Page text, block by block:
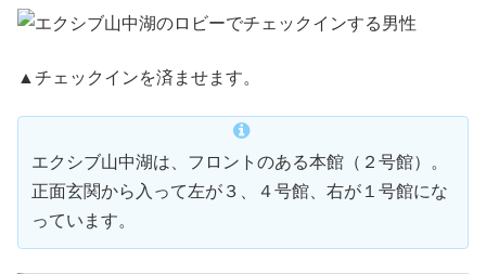
▲チェックインを済ませます。
エクシブ山中湖は、フロントのある本館（２号館）。
正面玄関から入って左が３、４号館、右が１号館にな
っています。